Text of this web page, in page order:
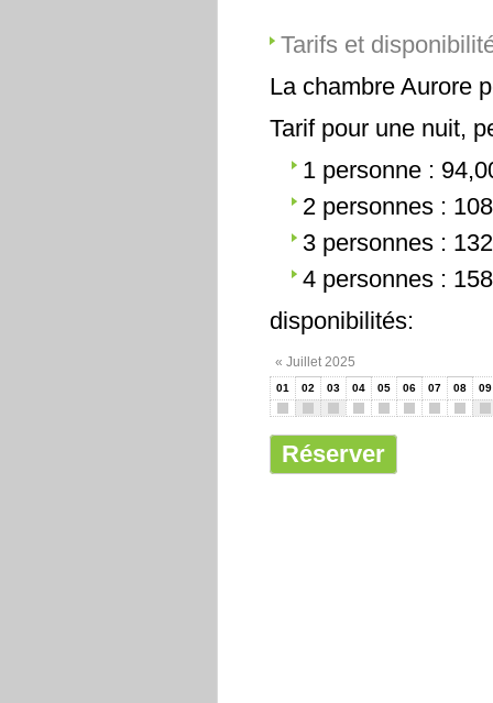
Tarifs et
La chambre Aurore
Tarif pour une nuit,
1 personne :
2 personnes :
3 personnes :
4 personnes :
disponibilités:
« Juillet 2025
01 02 03 04 05 06 07 08 09
Réserver